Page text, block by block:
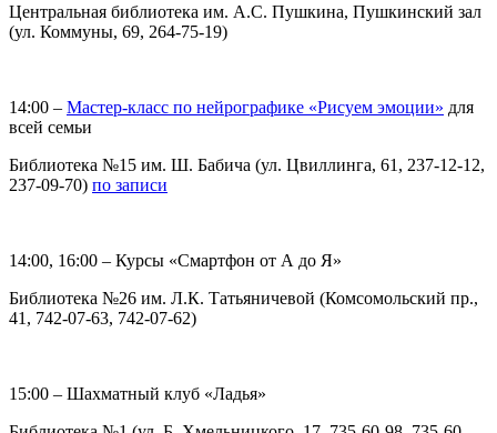
Центральная библиотека им. А.С. Пушкина, Пушкинский зал
(ул. Коммуны, 69, 264-75-19)
14:00 – Мастер-класс по нейрографике «Рисуем эмоции» для
всей семьи
Библиотека №15 им. Ш. Бабича (ул. Цвиллинга, 61, 237-12-12,
237-09-70) по записи
14:00, 16:00 – Курсы «Смартфон от А до Я»
Библиотека №26 им. Л.К. Татьяничевой (Комсомольский пр.,
41, 742-07-63, 742-07-62)
15:00 – Шахматный клуб «Ладья»